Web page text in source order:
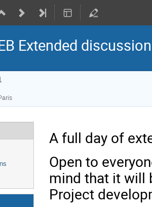
Extended
A full day of
Open to
mind that it will
Project